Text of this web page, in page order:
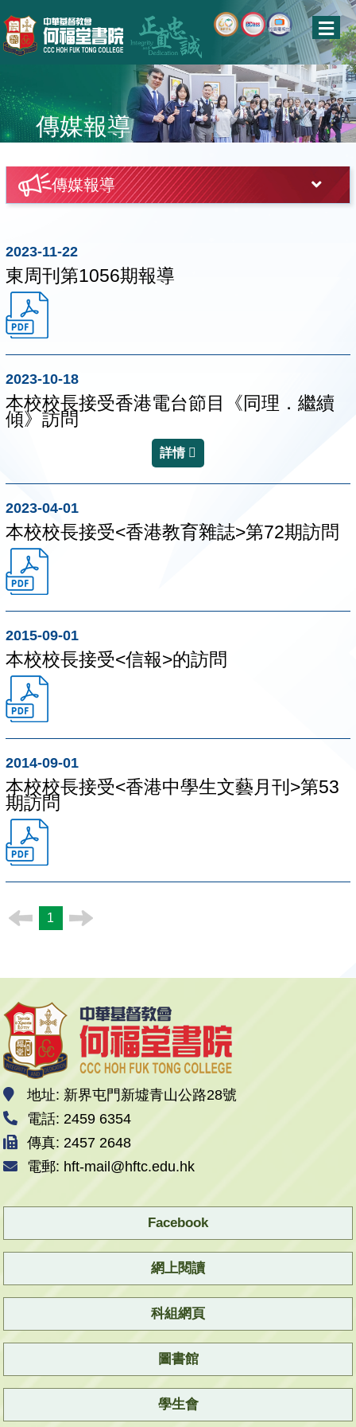
傳媒報導
傳媒報導
2023-11-22
東周刊第1056期報導
2023-10-18
本校校長接受香港電台節目《同理．繼續
傾》訪問
詳情
2023-04-01
本校校長接受<香港教育雜誌>第72期訪問
2015-09-01
本校校長接受<信報>的訪問
2014-09-01
本校校長接受<香港中學生文藝月刊>第53
期訪問
1
地址: 新界屯門新墟青山公路28號
電話: 2459 6354
傳真: 2457 2648
電郵: hft-mail@hftc.edu.hk
Facebook
網上閱讀
科組網頁
圖書館
學生會